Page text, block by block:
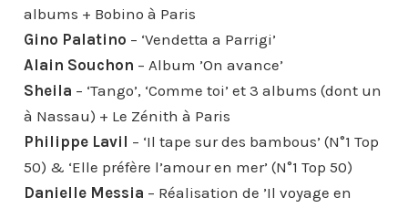
albums + Bobino à Paris
Gino Palatino – ‘Vendetta a Parrigi’
Alain Souchon – Album ’On avance’
Sheila – ‘Tango’, ‘Comme toi’ et 3 albums (dont un
à Nassau) + Le Zénith à Paris
Philippe Lavil – ‘Il tape sur des bambous’ (N°1 Top
50) & ‘Elle préfère l’amour en mer’ (N°1 Top 50)
Danielle Messia – Réalisation de ’Il voyage en